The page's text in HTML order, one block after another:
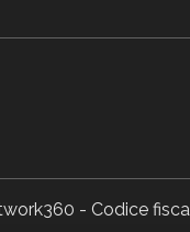
- Codice